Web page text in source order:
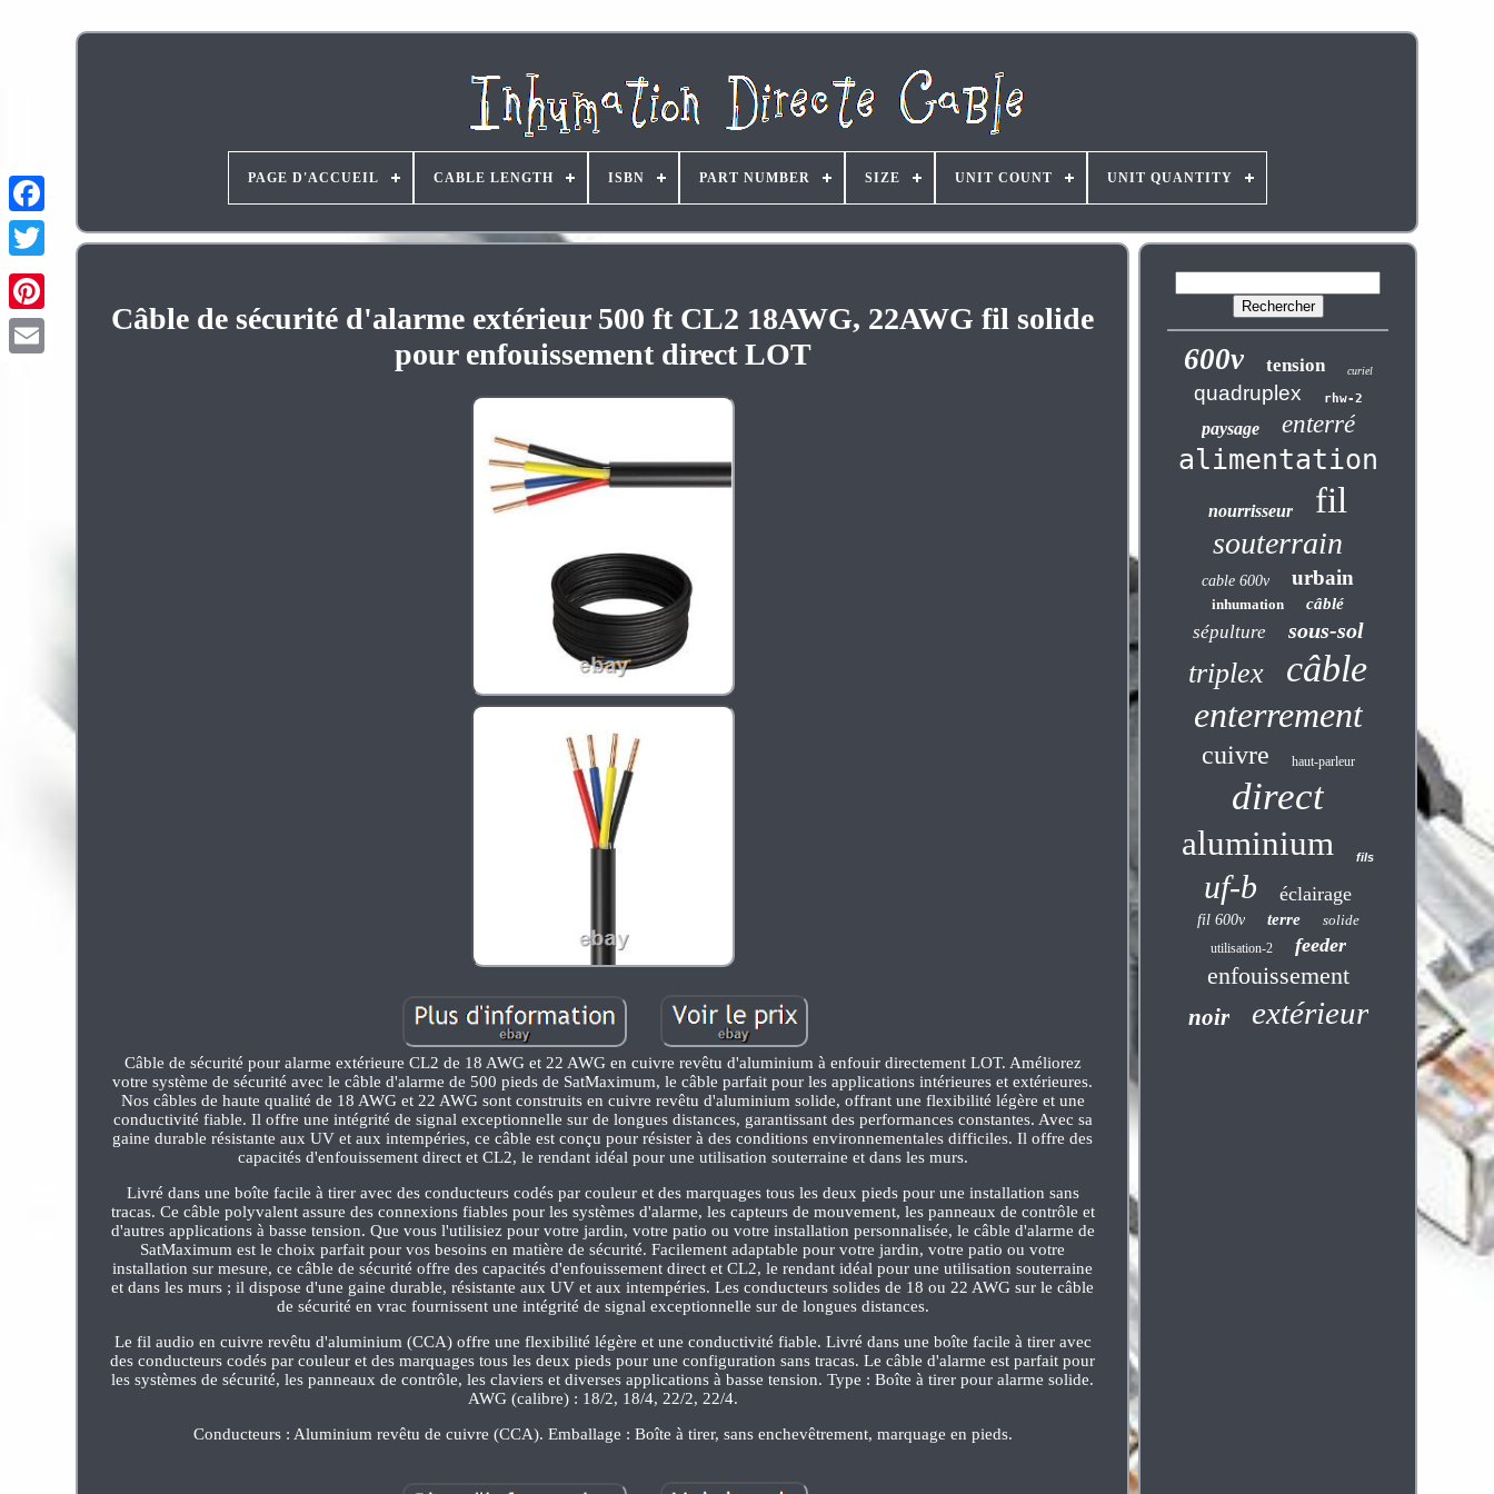
Pinterest
PAGE D'ACCUEIL CABLE LENGTH ISBN PART NUMBER SIZE UNIT COUNT UNIT QUANTITY
Câble de sécurité d'alarme extérieur 500 ft CL2 18AWG, 22AWG fil solide
pour enfouissement direct LOT
Câble de sécurité pour alarme extérieure CL2 de 18 AWG et 22 AWG en cuivre revêtu d'aluminium à enfouir directement LOT. Améliorez
votre système de sécurité avec le câble d'alarme de 500 pieds de SatMaximum, le câble parfait pour les applications intérieures et extérieures.
Nos câbles de haute qualité de 18 AWG et 22 AWG sont construits en cuivre revêtu d'aluminium solide, offrant une flexibilité légère et une
conductivité fiable. Il offre une intégrité de signal exceptionnelle sur de longues distances, garantissant des performances constantes. Avec sa
gaine durable résistante aux UV et aux intempéries, ce câble est conçu pour résister à des conditions environnementales difficiles. Il offre des
capacités d'enfouissement direct et CL2, le rendant idéal pour une utilisation souterraine et dans les murs.
Livré dans une boîte facile à tirer avec des conducteurs codés par couleur et des marquages tous les deux pieds pour une installation sans
tracas. Ce câble polyvalent assure des connexions fiables pour les systèmes d'alarme, les capteurs de mouvement, les panneaux de contrôle et
d'autres applications à basse tension. Que vous l'utilisiez pour votre jardin, votre patio ou votre installation personnalisée, le câble d'alarme de
SatMaximum est le choix parfait pour vos besoins en matière de sécurité. Facilement adaptable pour votre jardin, votre patio ou votre
installation sur mesure, ce câble de sécurité offre des capacités d'enfouissement direct et CL2, le rendant idéal pour une utilisation souterraine
et dans les murs ; il dispose d'une gaine durable, résistante aux UV et aux intempéries. Les conducteurs solides de 18 ou 22 AWG sur le câble
de sécurité en vrac fournissent une intégrité de signal exceptionnelle sur de longues distances.
Le fil audio en cuivre revêtu d'aluminium (CCA) offre une flexibilité légère et une conductivité fiable. Livré dans une boîte facile à tirer avec
des conducteurs codés par couleur et des marquages tous les deux pieds pour une configuration sans tracas. Le câble d'alarme est parfait pour
les systèmes de sécurité, les panneaux de contrôle, les claviers et diverses applications à basse tension. Type : Boîte à tirer pour alarme solide.
AWG (calibre) : 18/2, 18/4, 22/2, 22/4.
Conducteurs : Aluminium revêtu de cuivre (CCA). Emballage : Boîte à tirer, sans enchevêtrement, marquage en pieds.
600v tension curiel
quadruplex rhw-2
paysage enterré
alimentation
nourrisseur fil
souterrain
cable 600v urbain
inhumation câblé
sépulture sous-sol
triplex câble
enterrement
cuivre haut-parleur
direct
aluminium fils
uf-b éclairage
fil 600v terre solide
utilisation-2 feeder
enfouissement
noir extérieur